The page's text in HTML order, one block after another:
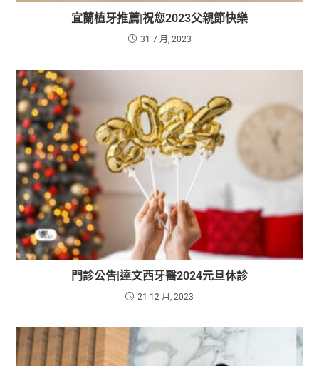
宜蘭植牙推薦|祝您2023父親節快樂
31 7 月, 2023
門診公告|達文西牙醫2024元旦休診
21 12 月, 2023